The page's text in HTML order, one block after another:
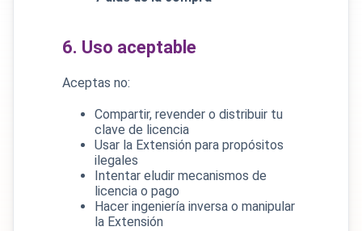
6. Uso aceptable
Aceptas no:
Compartir, revender o distribuir tu
clave de licencia
Usar la Extensión para propósitos
ilegales
Intentar eludir mecanismos de
licencia o pago
Hacer ingeniería inversa o manipular
la Extensión